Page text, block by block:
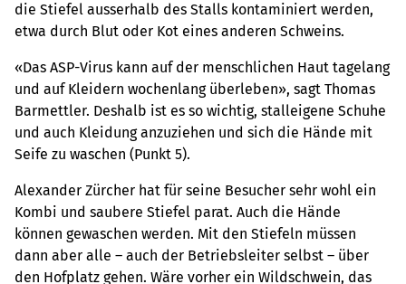
die Stiefel ausserhalb des Stalls kontaminiert werden,
etwa durch Blut oder Kot eines anderen Schweins.
«Das ASP-Virus kann auf der menschlichen Haut tagelang
und auf Kleidern wochenlang überleben», sagt Thomas
Barmettler. Deshalb ist es so wichtig, stalleigene Schuhe
und auch Kleidung anzuziehen und sich die Hände mit
Seife zu waschen (Punkt 5).
Alexander Zürcher hat für seine Besucher sehr wohl ein
Kombi und saubere Stiefel parat. Auch die Hände
können gewaschen werden. Mit den Stiefeln müssen
dann aber alle – auch der Betriebsleiter selbst – über
den Hofplatz gehen. Wäre vorher ein Wildschwein, das